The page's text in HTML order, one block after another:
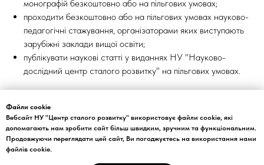
Файли cookie
Вебсайт НУ "Центр сталого розвитку" використовує файли cookie, які
допомагають нам зробити сайт більш швидким, зручним та функціональним.
Продовжуючи переглядати цей сайт, Ви погоджуєтесь на використання нами
файлів cookie.
монографій безкоштовно або на пільгових умовах;
проходити безкоштовно або на пільгових умовах науково-
педагогічні стажування, організаторами яких виступають
зарубіжні заклади вищої освіти;
публікувати наукові статті у виданнях НУ "Науково-
дослідний центр сталого розвитку" на пільгових умовах.
об‘єднання!
Детальна інформація